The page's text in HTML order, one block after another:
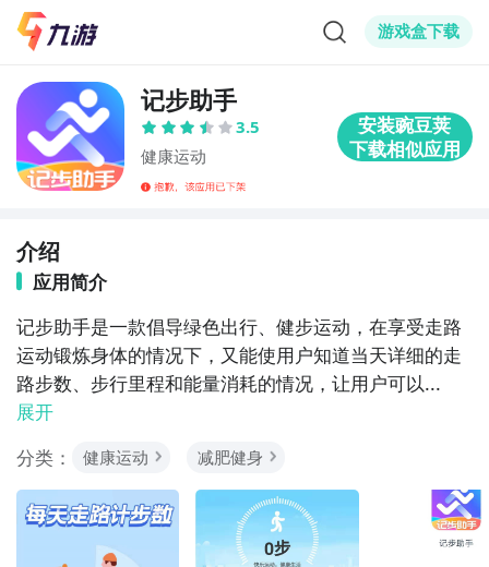
游戏盒下载
记步助手
3.5
健康运动
介绍
应用简介
记步助手是一款倡导绿色出行、健步运动，在享受走路
运动锻炼身体的情况下，又能使用户知道当天详细的走
路步数、步行里程和能量消耗的情况，让用户可以...
展开
分类：
健康运动 减肥健身